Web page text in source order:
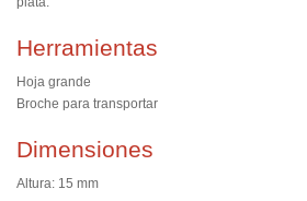
Herramientas
Hoja grande
Broche para transportar
Dimensiones
Altura: 15 mm